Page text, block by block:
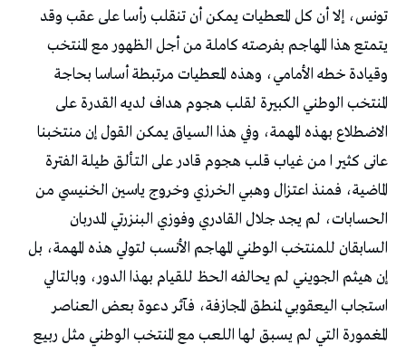
تونس، إلا أن كل المعطيات يمكن أن تنقلب رأسا على عقب وقد
يتمتع هذا المهاجم بفرصته كاملة من أجل الظهور مع المنتخب
وقيادة خطه الأمامي، وهذه المعطيات مرتبطة أساسا بحاجة
المنتخب الوطني الكبيرة لقلب هجوم هداف لديه القدرة على
الاضطلاع بهذه المهمة، وفي هذا السياق يمكن القول إن منتخبنا
عانى كثير ا من غياب قلب هجوم قادر على التألق طيلة الفترة
الماضية، فمنذ اعتزال وهبي الخرزي وخروج ياسين الخنيسي من
الحسابات، لم يجد جلال القادري وفوزي البنزرتي المدربان
السابقان للمنتخب الوطني المهاجم الأنسب لتولي هذه المهمة، بل
إن هيثم الجويني لم يحالفه الحظ للقيام بهذا الدور، وبالتالي
استجاب اليعقوبي لمنطق المجازفة، فآثر دعوة بعض العناصر
المغمورة التي لم يسبق لها اللعب مع المنتخب الوطني مثل ربيع